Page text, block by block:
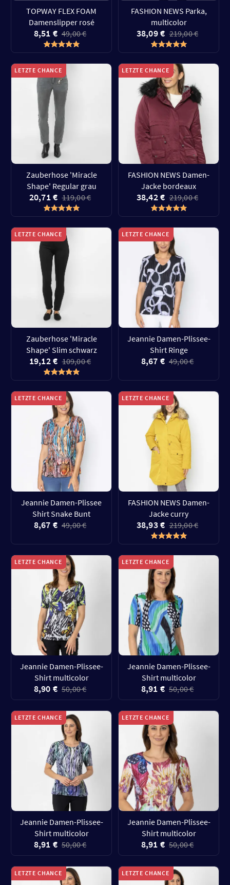
TOPWAY FLEX FOAM
Damenslipper rosé
8,51 € 49,00 €
FASHION NEWS Parka,
multicolor
38,09 € 219,00 €
LETZTE CHANCE
Zauberhose 'Miracle
Shape' Regular grau
20,71 € 119,00 €
LETZTE CHANCE
FASHION NEWS Damen-
Jacke bordeaux
38,42 € 219,00 €
LETZTE CHANCE
Zauberhose 'Miracle
Shape' Slim schwarz
19,12 € 109,00 €
LETZTE CHANCE
Jeannie Damen-Plissee-
Shirt Ringe
8,67 € 49,00 €
LETZTE CHANCE
Jeannie Damen-Plissee
Shirt Snake Bunt
8,67 € 49,00 €
LETZTE CHANCE
FASHION NEWS Damen-
Jacke curry
38,93 € 219,00 €
LETZTE CHANCE
Jeannie Damen-Plissee-
Shirt multicolor
8,90 € 50,00 €
LETZTE CHANCE
Jeannie Damen-Plissee-
Shirt multicolor
8,91 € 50,00 €
LETZTE CHANCE
Jeannie Damen-Plissee-
Shirt multicolor
8,91 € 50,00 €
LETZTE CHANCE
Jeannie Damen-Plissee-
Shirt multicolor
8,91 € 50,00 €
LETZTE CHANCE LETZTE CHANCE